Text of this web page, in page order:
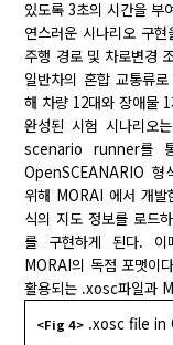
있도록 3초의 시간을 부
연스러운 시나리오 구
주행 경로 및 차로변경
일반차의 혼합 교통류
해 차량 12대와 장애물
완성된 시험 시나리오
scenario runner를
OpenSCEANARIO 형
위해 MORAI 에서 개
식의 지도 정보를 로드
를 구현하게 된다. 이
MORAI의 독점 포맷이
활용되는 .xosc파일과
<Fig 4> .xosc file in